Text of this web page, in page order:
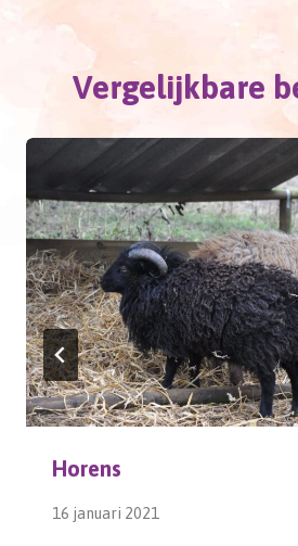
Vergelijkbare
Horens
16 januari 2021